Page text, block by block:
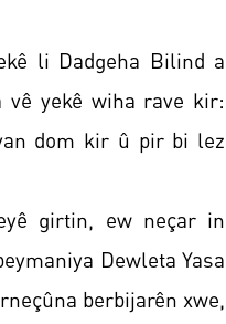
li Dadgeha Bilind a
vê yekê wiha rave kir:
dom kir û pir bi lez
girtin, ew neçar in
Dewleta Yasa
berbijarên xwe,